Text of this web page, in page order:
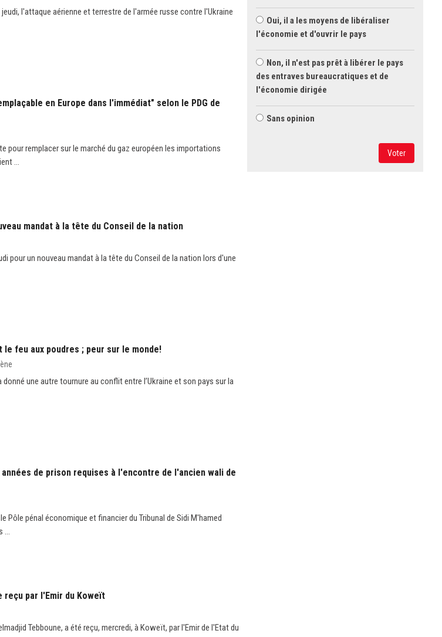
l'attaque aérienne et terrestre de l'armée russe contre l'Ukraine
en Europe dans l'immédiat" selon le PDG de
pour remplacer sur le marché du gaz européen les importations
...
mandat à la tête du Conseil de la nation
pour un nouveau mandat à la tête du Conseil de la nation lors d'une
le feu aux poudres ; peur sur le monde!
donné une autre tournure au conflit entre l’Ukraine et son pays sur la
années de prison requises à l'encontre de l'ancien wali de
Pôle pénal économique et financier du Tribunal de Sidi M'hamed
...
reçu par l'Emir du Koweït
Tebboune, a été reçu, mercredi, à Koweït, par l'Emir de l'Etat du
Oui, il a les moyens de libéraliser
l'économie et d'ouvrir le pays
Non, il n'est pas prêt à libérer le pays
des entraves bureaucratiques et de
l'économie dirigée
Sans opinion
Voter